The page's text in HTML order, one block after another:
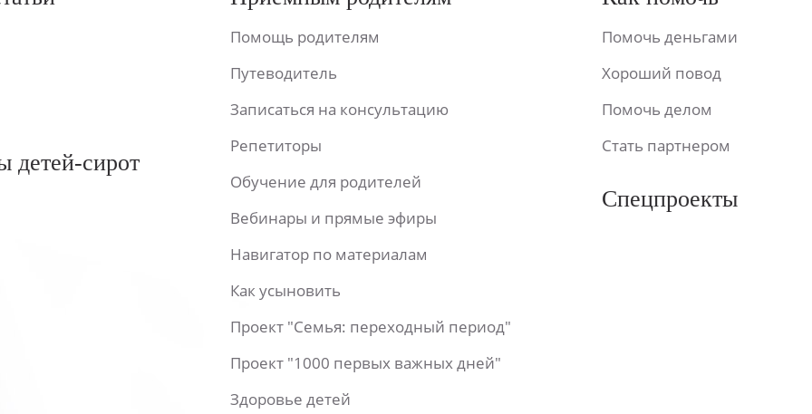
детей-сирот
Помощь родителям
Путеводитель
Записаться на консультацию
Репетиторы
Обучение для родителей
Вебинары и прямые эфиры
Навигатор по материалам
Как усыновить
Проект "Семья: переходный период"
Проект "1000 первых важных дней"
Здоровье детей
Помочь деньгами
Хороший повод
Помочь делом
Стать партнером
Спецпроекты